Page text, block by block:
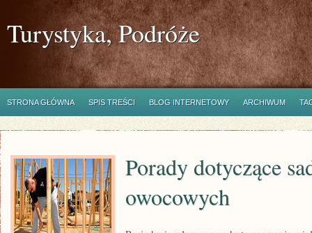
Turystyka, Podróże
STRONA GŁÓWNA SPIS TREŚCI BLOG INTERNETOWY ARCHIWUM
Porady dotyczące
owocowych